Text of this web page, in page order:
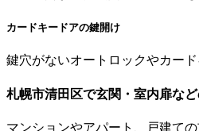
カードキードアの鍵開け
鍵穴がないオートロックやカー
札幌市清田区で玄関・室内扉な
マンションやアパート、戸建て